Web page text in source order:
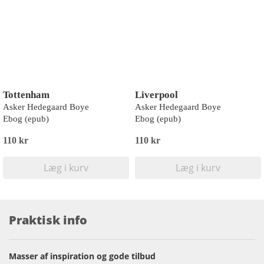
Tottenham
Asker Hedegaard Boye
Ebog (epub)
110 kr
Læg i kurv
Liverpool
Asker Hedegaard Boye
Ebog (epub)
110 kr
Læg i kurv
Praktisk info
Masser af inspiration og gode tilbud